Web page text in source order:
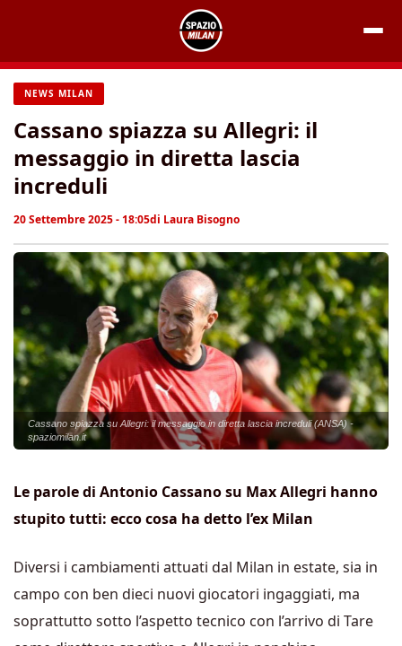
contenuto
NEWS MILAN
Cassano spiazza su Allegri: il
messaggio in diretta lascia
increduli
20 Settembre 2025 - 18:05di Laura Bisogno
Cassano spiazza su Allegri: il messaggio in diretta lascia increduli (ANSA) -
spaziomilan.it
Le parole di Antonio Cassano su Max Allegri hanno
stupito tutti: ecco cosa ha detto l’ex Milan
Diversi i cambiamenti attuati dal Milan in estate, sia in
campo con ben dieci nuovi giocatori ingaggiati, ma
soprattutto sotto l’aspetto tecnico con l’arrivo di Tare